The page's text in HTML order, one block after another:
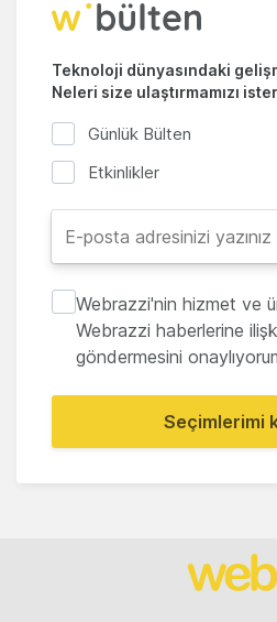
Teknoloji dünyasındaki
Neleri size ulaştırmamızı
Günlük Bülten
Etkinlikler
Webrazzi'nin hizmet ve
Webrazzi haberlerine
göndermesini
Seçimlerimi